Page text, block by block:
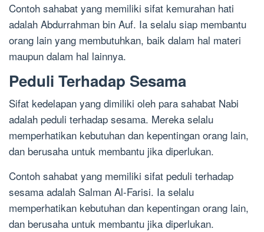
Contoh sahabat yang memiliki sifat kemurahan hati
adalah Abdurrahman bin Auf. Ia selalu siap membantu
orang lain yang membutuhkan, baik dalam hal materi
maupun dalam hal lainnya.
Peduli Terhadap Sesama
Sifat kedelapan yang dimiliki oleh para sahabat Nabi
adalah peduli terhadap sesama. Mereka selalu
memperhatikan kebutuhan dan kepentingan orang lain,
dan berusaha untuk membantu jika diperlukan.
Contoh sahabat yang memiliki sifat peduli terhadap
sesama adalah Salman Al-Farisi. Ia selalu
memperhatikan kebutuhan dan kepentingan orang lain,
dan berusaha untuk membantu jika diperlukan.